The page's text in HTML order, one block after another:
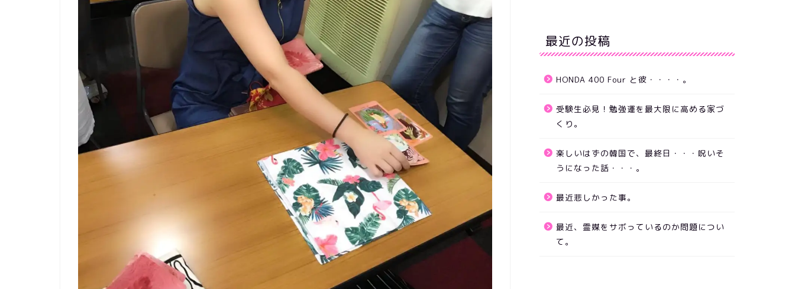
最近の投稿
HONDA 400 Four と彼・・・・。
受験生必見！勉強運を最大限に高める家づ
くり。
楽しいはずの韓国で、最終日・・・呪いそ
うになった話・・・。
最近悲しかった事。
最近、霊媒をサボっているのか問題につい
て。